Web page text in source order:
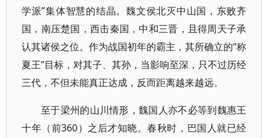
学派”集体智慧的结晶。魏文侯北灭中山国，东败齐
国，南压楚国，西击秦国，中和三晋，且得周天子承
认其诸侯之位。作为战国初年的霸主，其所确立的“称
夏王”目标，对其子、其孙，当影响至深，只不过历经
三代，不但未能真正达成，反而距离越来越远。
至于梁州的山川情形，魏国人亦不必等到魏惠王
十年（前360）之后才知晓。春秋时，巴国人就已经